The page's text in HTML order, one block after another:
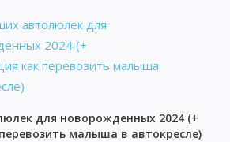
для новорожденных 2024 (+
малыша в автокресле)